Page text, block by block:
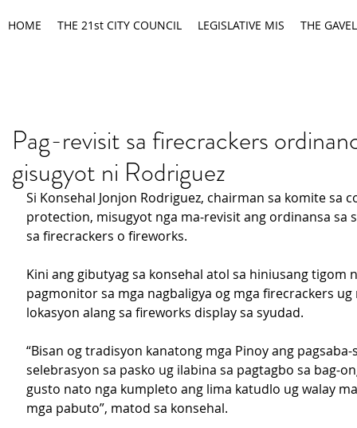
HOME THE 21st CITY COUNCIL LEGISLATIVE MIS THE GAVEL
Pag-revisit sa firecrackers
gisugyot ni Rodriguez
Si Konsehal Jonjon Rodriguez, chairman sa komite sa
protection, misugyot nga ma-revisit ang ordinansa sa
sa firecrackers o fireworks.
Kini ang gibutyag sa konsehal atol sa hiniusang tigom
pagmonitor sa mga nagbaligya og mga firecrackers
lokasyon alang sa fireworks display sa syudad.
“Bisan og tradisyon kanatong mga Pinoy ang
selebrasyon sa pasko ug ilabina sa pagtagbo sa bag-
gusto nato nga kumpleto ang lima katudlo ug walay
mga pabuto”, matod sa konsehal.